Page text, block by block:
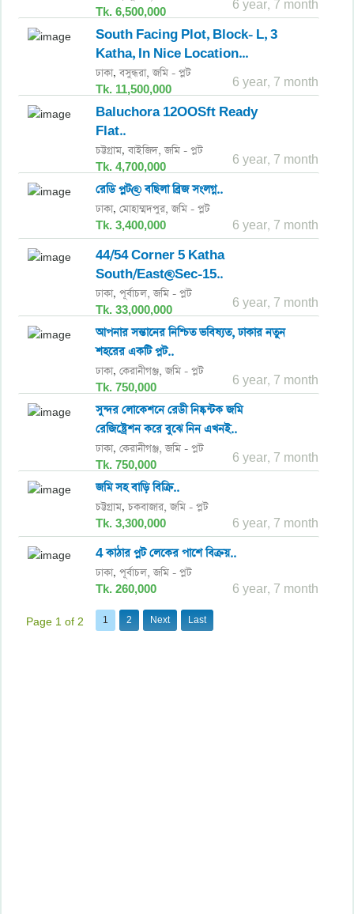
Tk. 6,500,000 6 year, 7 month
South Facing Plot, Block- L, 3
Katha, In Nice Location...
ঢাকা,বসুন্ধরা, জমি - প্লট
Tk. 11,500,000 6 year, 7 month
Baluchora 12OOSft Ready
Flat..
চট্টগ্রাম,বাইজিদ, জমি - প্লট
Tk. 4,700,000 6 year, 7 month
রেডি প্লট@ বছিলা ব্রিজ সংলগ্ন..
ঢাকা,মোহাম্মদপুর, জমি - প্লট
Tk. 3,400,000 6 year, 7 month
44/54 Corner 5 Katha
South/East@Sec-15..
ঢাকা,পূর্বাচল, জমি - প্লট
Tk. 33,000,000 6 year, 7 month
আপনার সন্তানের নিশ্চিত ভবিষ্যত, ঢাকার নতুন
শহরের একটি প্নট..
ঢাকা,কেরানীগঞ্জ, জমি - প্লট
Tk. 750,000 6 year, 7 month
সুন্দর লোকেশনে রেডী নিষ্কন্টক জমি
রেজিষ্ট্রেশন করে বুঝে নিন এখনই..
ঢাকা,কেরানীগঞ্জ, জমি - প্লট
Tk. 750,000 6 year, 7 month
জমি সহ বাড়ি বিক্রি..
চট্টগ্রাম,চকবাজার, জমি - প্লট
Tk. 3,300,000 6 year, 7 month
4 কাঠার প্লট লেকের পাশে বিক্রয়..
ঢাকা,পূর্বাচল, জমি - প্লট
Tk. 260,000 6 year, 7 month
Page 1 of 2 1 2 Next Last